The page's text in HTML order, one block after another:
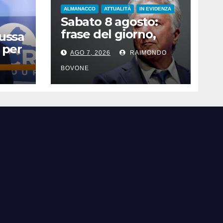
per
ALMANACCO ATTUALITÀ IN EVIDENZA
Sabato 8 agosto:
frase del giorno,
santi del giorno, nati
famosi, accadde
oggi
AGO 7, 2026 RAIMONDO
BOVONE